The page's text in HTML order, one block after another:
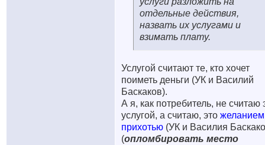
отдельные действия,
назвать их услугами и
взимать плату.
Услугой считают те, кто хочет
поиметь деньги (УК и Василий
Баскаков).
А я, как потребитель, не считаю
услугой, а считаю, это желанием
прихотью (УК и Василия
(опломбировать место